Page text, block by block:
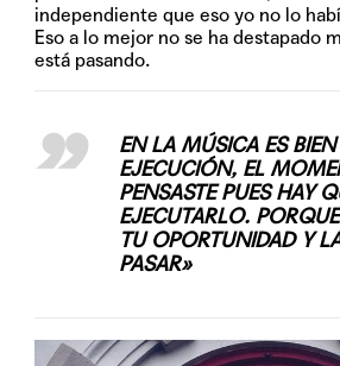
independiente que eso yo no lo
Eso a lo mejor no se ha destapado
está pasando.
EN LA MÚSICA ES
EJECUCIÓN, EL
PENSASTE PUES HAY
EJECUTARLO.
TU OPORTUNIDAD Y
PASAR»